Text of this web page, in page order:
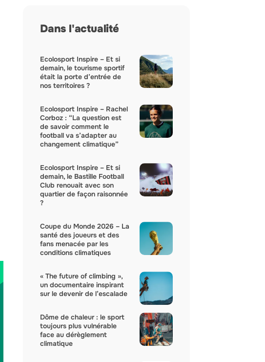
Dans l'actualité
Ecolosport Inspire – Et si
demain, le tourisme sportif
était la porte d’entrée de
nos territoires ?
Ecolosport Inspire – Rachel
Corboz : “La question est
de savoir comment le
football va s’adapter au
changement climatique”
Ecolosport Inspire – Et si
demain, le Bastille Football
Club renouait avec son
quartier de façon raisonnée
?
Coupe du Monde 2026 – La
santé des joueurs et des
fans menacée par les
conditions climatiques
« The future of climbing »,
un documentaire inspirant
sur le devenir de l’escalade
Dôme de chaleur : le sport
toujours plus vulnérable
face au dérèglement
climatique